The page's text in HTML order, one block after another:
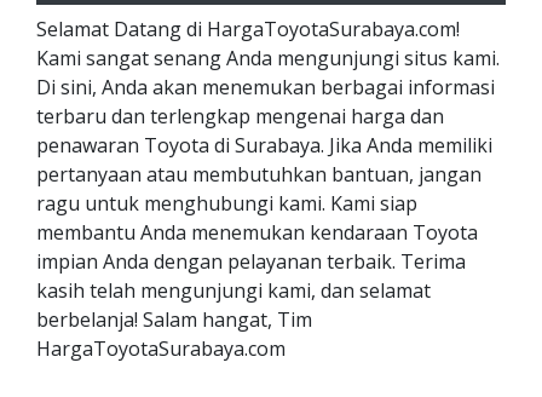
Selamat Datang di HargaToyotaSurabaya.com!
Kami sangat senang Anda mengunjungi situs kami.
Di sini, Anda akan menemukan berbagai informasi
terbaru dan terlengkap mengenai harga dan
penawaran Toyota di Surabaya. Jika Anda memiliki
pertanyaan atau membutuhkan bantuan, jangan
ragu untuk menghubungi kami. Kami siap
membantu Anda menemukan kendaraan Toyota
impian Anda dengan pelayanan terbaik. Terima
kasih telah mengunjungi kami, dan selamat
berbelanja! Salam hangat, Tim
HargaToyotaSurabaya.com